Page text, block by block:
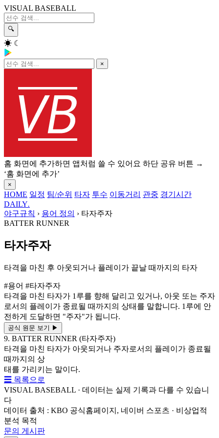
VISUAL BASEBALL
🔍
☀ ☾
×
홈 화면에 추가하면 앱처럼 쓸 수 있어요 하단 공유 버튼 →
‘홈 화면에 추가’
×
HOME 일정 팀/순위 타자 투수 이동거리 관중 경기시간
DAILY.
야구규칙 › 용어 정의 › 타자주자
BATTER RUNNER
타자주자
타격을 마친 후 아웃되거나 플레이가 끝날 때까지의 타자
#용어 #타자주자
타격을 마친 타자가 1루를 향해 달리고 있거나, 아웃 또는 주자
로서의 플레이가 종료될 때까지의 상태를 말합니다. 1루에 안
전하게 도달하면 "주자"가 됩니다.
공식 원문 보기 ▶
9. BATTER RUNNER (타자주자)
타격을 마친 타자가 아웃되거나 주자로서의 플레이가 종료될
때까지의 상
태를 가리키는 말이다.
☰ 목록으로
VISUAL BASEBALL · 데이터는 실제 기록과 다를 수 있습니
다
데이터 출처 : KBO 공식홈페이지, 네이버 스포츠 · 비상업적
분석 목적
문의 게시판